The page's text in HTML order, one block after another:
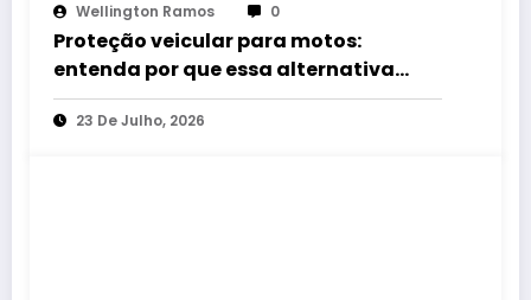
Wellington Ramos 0
Proteção veicular para motos:
entenda por que essa alternativa
cresce entre motociclistas no Brasil
23 De Julho, 2026